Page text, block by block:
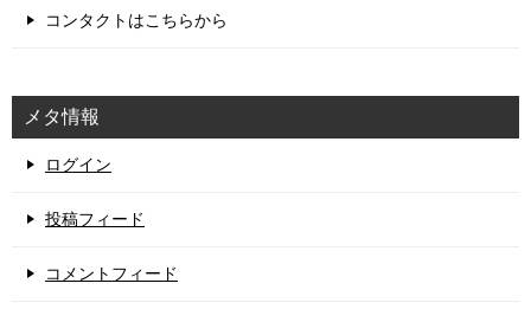
コンタクトはこちらから
メタ情報
ログイン
投稿フィード
コメントフィード